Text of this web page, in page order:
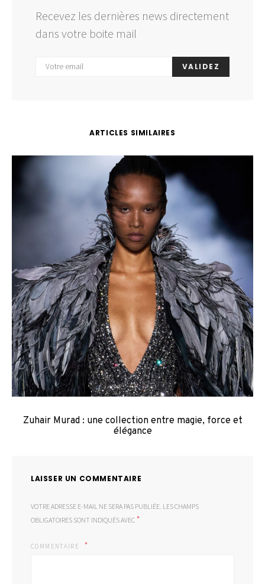
Recevez les dernières news directement
dans votre boite mail
VALIDEZ
ARTICLES SIMILAIRES
Zuhair Murad : une collection entre magie, force et
élégance
LAISSER UN COMMENTAIRE
VOTRE ADRESSE E-MAIL NE SERA PAS PUBLIÉE. LES CHAMPS
OBLIGATOIRES SONT INDIQUÉS AVEC *
COMMENTAIRE